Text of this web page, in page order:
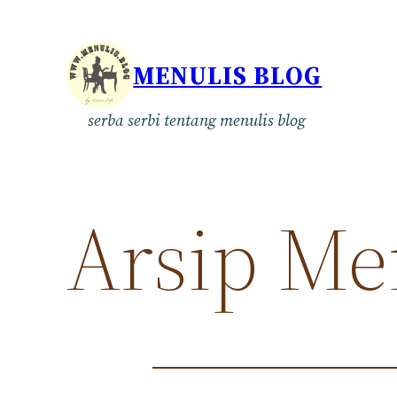
MENULIS BLOG
serba serbi tentang menulis blog
Arsip